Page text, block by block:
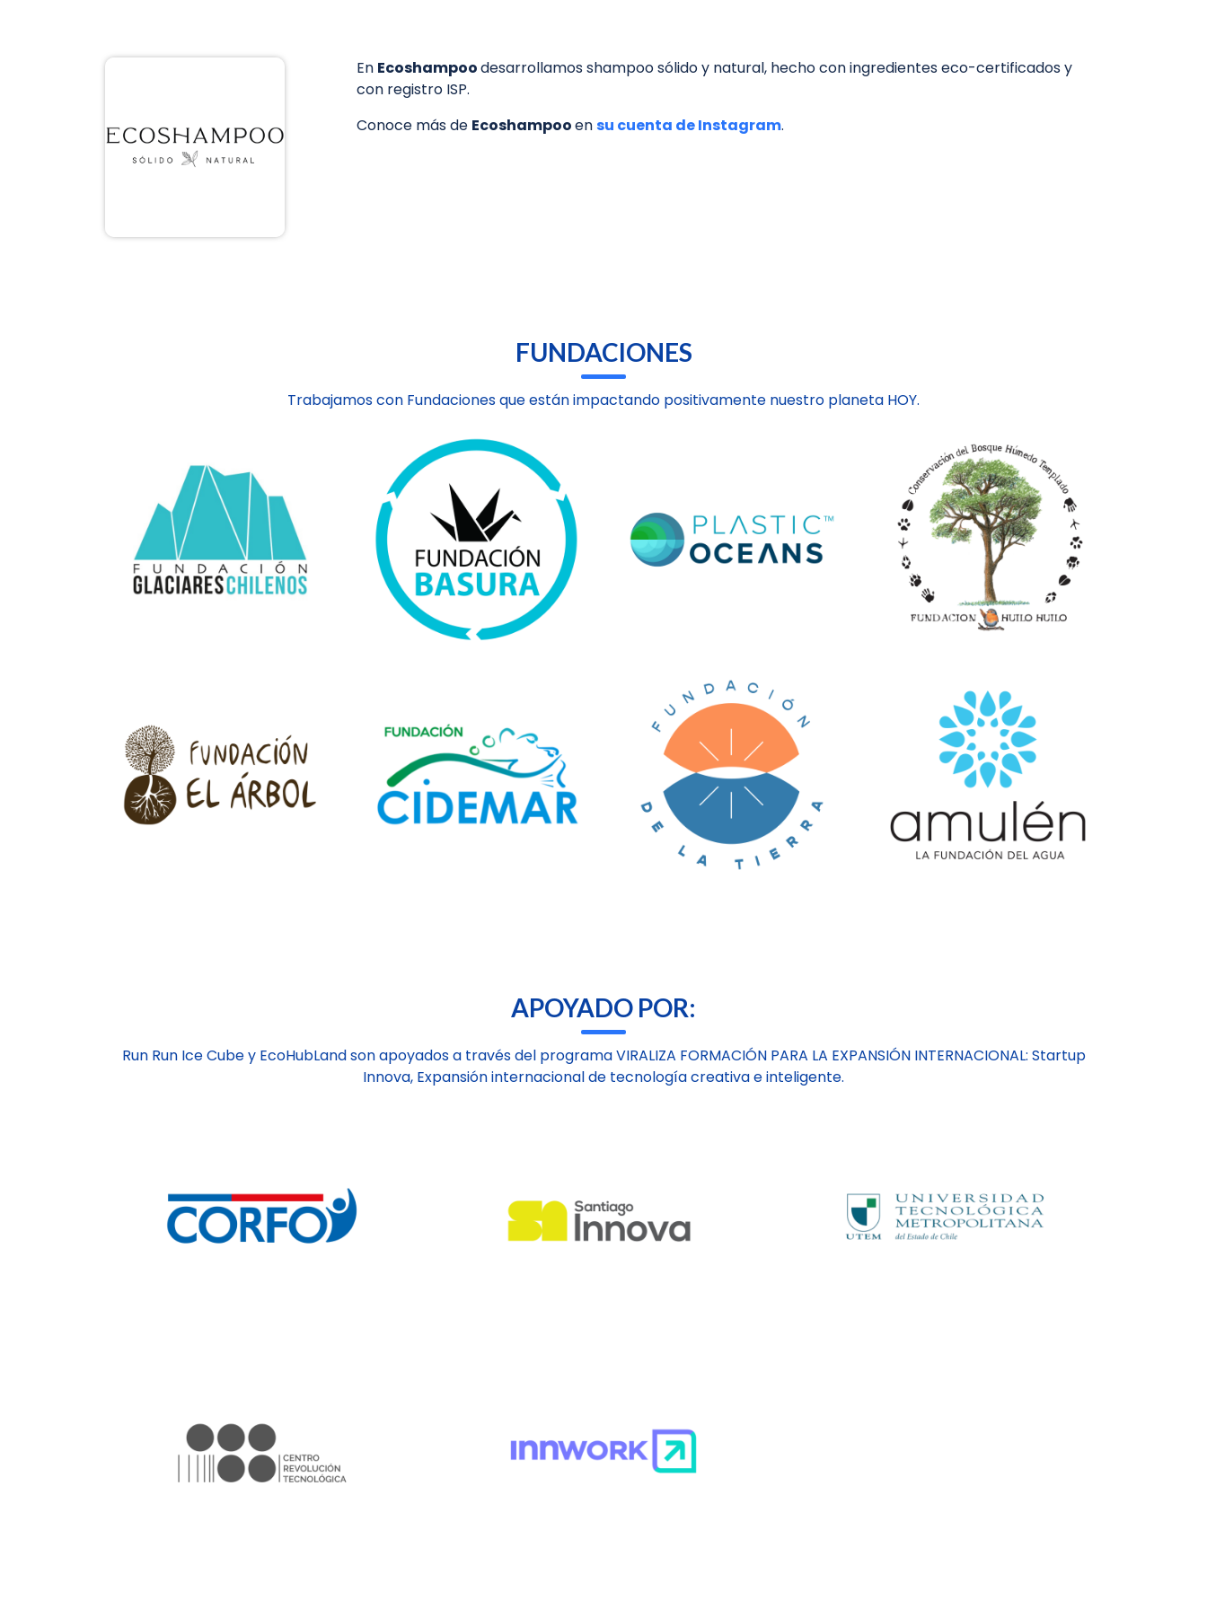
En Ecoshampoodesarrollamos shampoo sólido y natural, hecho con ingredientes eco-certificados y
con registro ISP.
Conoce más de Ecoshampooensu cuenta de Instagram.
FUNDACIONES
Trabajamos con Fundaciones que están impactando positivamente nuestro planeta HOY.
APOYADO POR:
Run Run Ice Cube y EcoHubLand son apoyados a través del programa VIRALIZA FORMACIÓN PARA LA EXPANSIÓN INTERNACIONAL: Startup
Innova, Expansión internacional de tecnología creativa e inteligente.